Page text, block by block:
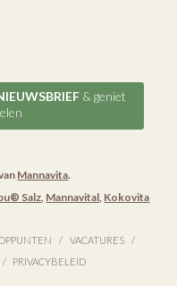
& geniet
Mannavita.
Salz, Mannavital, Kokovita
VACATURES
PRIVACYBELEID